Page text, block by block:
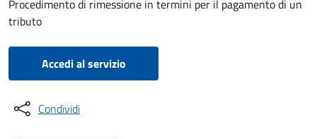
Procedimento di rimessione in termini per il pagamento di un
tributo
Accedi al servizio
Condividi